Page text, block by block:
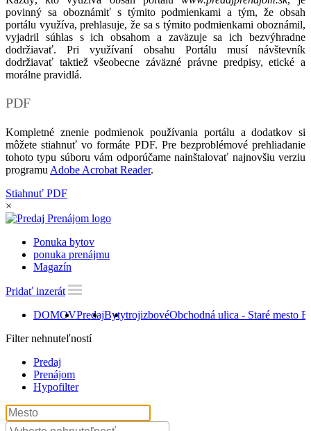
povinný sa oboznámiť s týmito podmienkami a tým, že obsah
portálu využíva, prehlasuje, že sa s týmito podmienkami oboznámil,
vyjadril súhlas s ich obsahom a zaväzuje sa ich bezvýhradne
dodržiavať. Pri využívaní obsahu Portálu musí návštevník
dodržiavať taktiež všeobecne záväzné právne predpisy, etické a
morálne pravidlá.
PDF
Kompletné znenie podmienok používania portálu a dodatkov si
môžete stiahnuť vo formáte PDF. Pre bezproblémové prehliadanie
tohoto typu súboru vám odporúčame nainštalovať najnovšiu verziu
programu Adobe Acrobat Reader.
Stiahnuť PDF
×
Ponuka bytov
ponuka prenájmu
Magazín
Pridať inzerát
DOMOVPredajBytytrojizbovéObchodná ulica - Staré mesto
Filter nehnuteľností
Predaj
Prenájom
Hypofilter